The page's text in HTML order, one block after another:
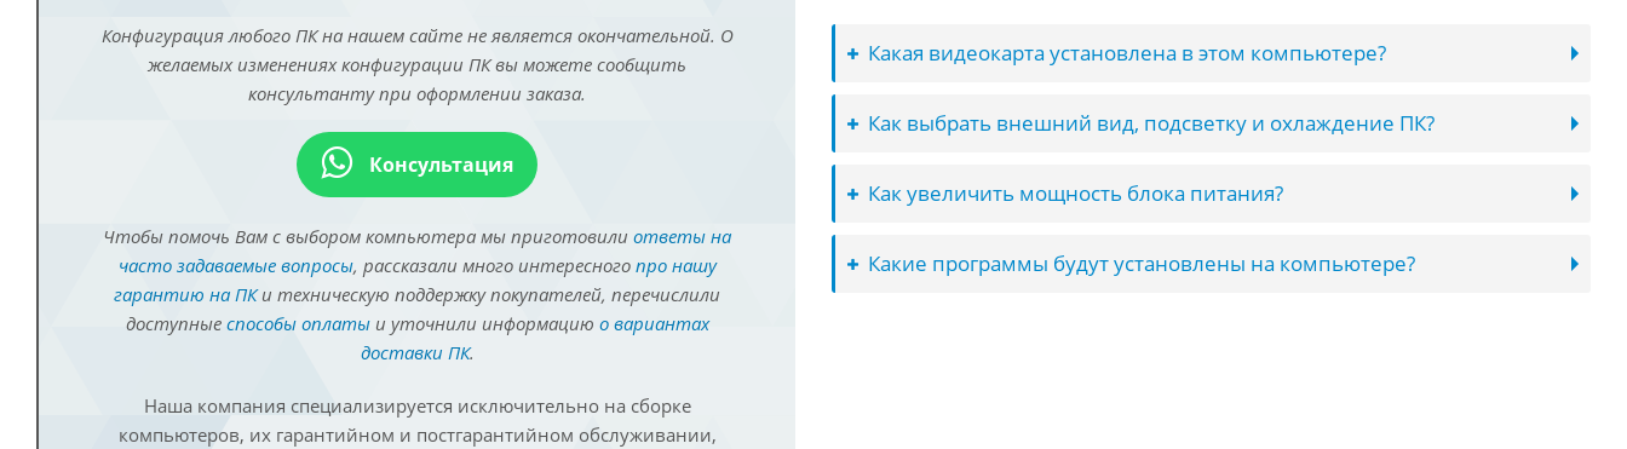
Конфигурация любого ПК на нашем сайте не является окончательной. О
желаемых изменениях конфигурации ПК вы можете сообщить
консультанту при оформлении заказа.
Консультация
Чтобы помочь Вам с выбором компьютера мы приготовили ответы на
часто задаваемые вопросы, рассказали много интересного про нашу
гарантию на ПКи техническую поддержку покупателей, перечислили
доступные способы оплатыи уточнили информацию о вариантах
доставки ПК.
Наша компания специализируется исключительно на сборке
компьютеров, их гарантийном и постгарантийном обслуживании,
Какая видеокарта установлена в этом компьютере?
Как выбрать внешний вид, подсветку и охлаждение ПК?
Как увеличить мощность блока питания?
Какие программы будут установлены на компьютере?